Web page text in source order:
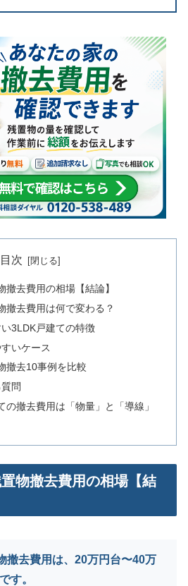
目次
撤去費用の相場【結論】
撤去費用は何で変わる？
3LDK戸建ての特徴
いケース
撤去10事例を比較
問
の撤去費用は「物量」と「導線」
物撤去費用の相場【結
撤去費用は、20万円台〜40万
す。